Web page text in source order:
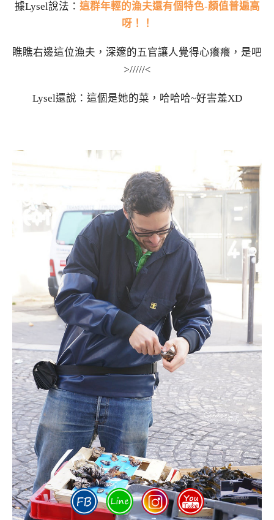
據Lysel說法： 這群年輕的漁夫還有個特色-顏值普遍高
呀！！
瞧瞧右邊這位漁夫，深邃的五官讓人覺得心癢癢，是吧
>/////<
Lysel還說：這個是她的菜，哈哈哈~好害羞XD